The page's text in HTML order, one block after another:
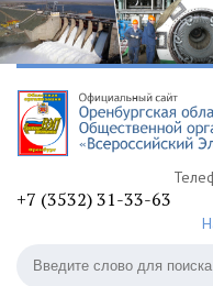
+7 (3532) 31-33-63